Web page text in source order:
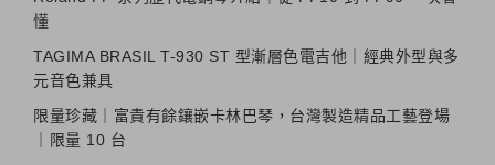
懂
TAGIMA BRASIL T-930 ST 型漸層色電吉他｜經典外型與多
元音色兼具
限量珍藏｜富貴有餘鑲嵌卡林巴琴，台灣製造精品工藝登場
｜限量 10 台